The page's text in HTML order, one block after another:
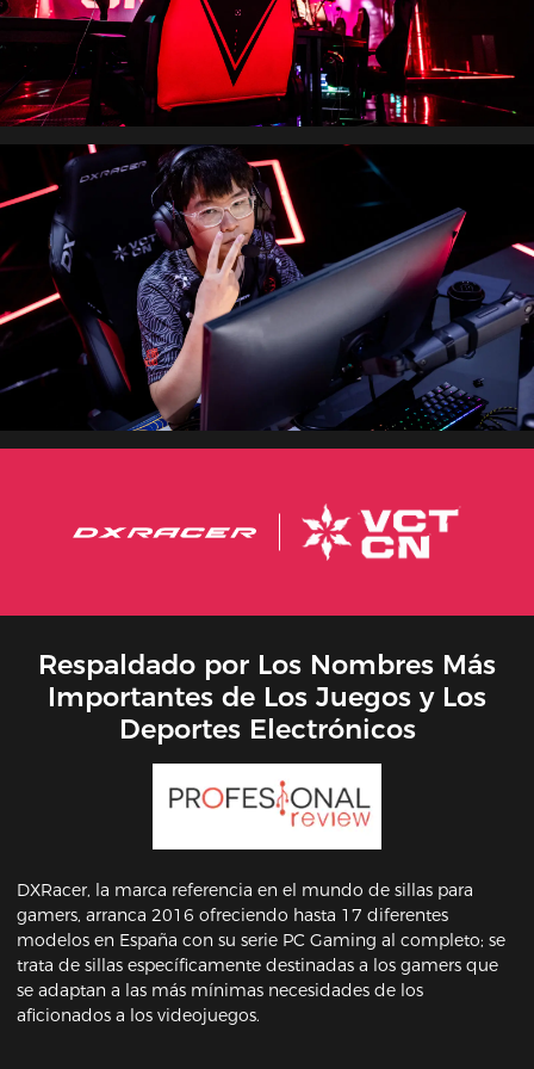
Respaldado por Los Nombres Más
Importantes de Los Juegos y Los
Deportes Electrónicos
DXRacer, la marca referencia en el mundo de sillas para
gamers, arranca 2016 ofreciendo hasta 17 diferentes
modelos en España con su serie PC Gaming al completo; se
trata de sillas específicamente destinadas a los gamers que
se adaptan a las más mínimas necesidades de los
aficionados a los videojuegos.